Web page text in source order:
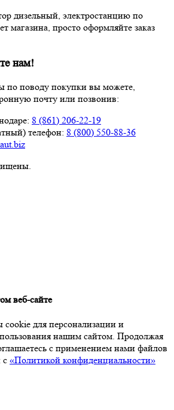
дизельный, электростанцию по
магазина, просто оформляйте заказ
нам!
по поводу покупки вы можете,
почту или позвонив:
8 (861) 206-22-19
телефон: 8 (800) 550-88-36
веб-сайте
для персонализации и
нашим сайтом. Продолжая
с применением нами файлов
с «Политикой конфиденциальности»